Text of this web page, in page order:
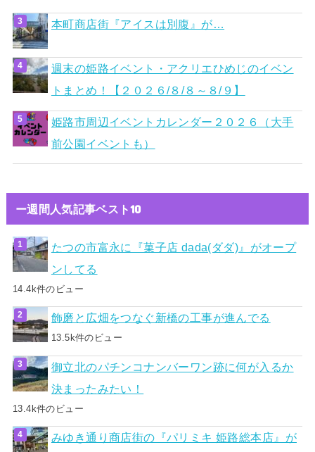
本町商店街『アイスは別腹』が…
週末の姫路イベント・アクリエひめじのイベン
トまとめ！【２０２６/８/８～８/９】
姫路市周辺イベントカレンダー２０２６（大手
前公園イベントも）
ー週間人気記事ベスト10
たつの市富永に『菓子店 dada(ダダ)』がオープ
ンしてる
14.4k件のビュー
飾磨と広畑をつなぐ新橋の工事が進んでる
13.5k件のビュー
御立北のパチンコナンバーワン跡に何が入るか
決まったみたい！
13.4k件のビュー
みゆき通り商店街の『パリミキ 姫路総本店』が